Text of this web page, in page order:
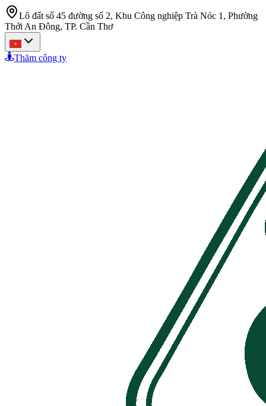
Lô đất số 45 đường số 2, Khu Công nghiệp Trà Nóc 1, Phường
Thới An Đông, TP. Cần Thơ
Thăm công ty